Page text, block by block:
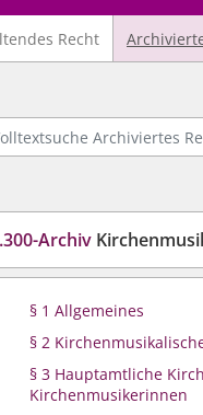
Recht
Archiviertes Recht
Archiv
§ 1 Allgemeines
§ 2
§ 3 Hauptamtliche
Kirchenmusikerinnen